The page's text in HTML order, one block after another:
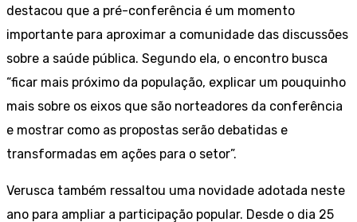
destacou que a pré-conferência é um momento
importante para aproximar a comunidade das discussões
sobre a saúde pública. Segundo ela, o encontro busca
“ficar mais próximo da população, explicar um pouquinho
mais sobre os eixos que são norteadores da conferência
e mostrar como as propostas serão debatidas e
transformadas em ações para o setor”.
Verusca também ressaltou uma novidade adotada neste
ano para ampliar a participação popular. Desde o dia 25